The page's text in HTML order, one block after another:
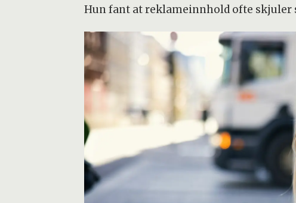
Hun fant at reklameinnhold ofte skjuler